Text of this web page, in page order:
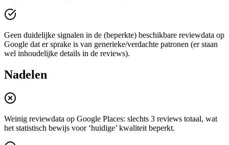
Geen duidelijke signalen in de (beperkte) beschikbare reviewdata op
Google dat er sprake is van generieke/verdachte patronen (er staan
wel inhoudelijke details in de reviews).
Nadelen
Weinig reviewdata op Google Places: slechts 3 reviews totaal, wat
het statistisch bewijs voor ‘huidige’ kwaliteit beperkt.